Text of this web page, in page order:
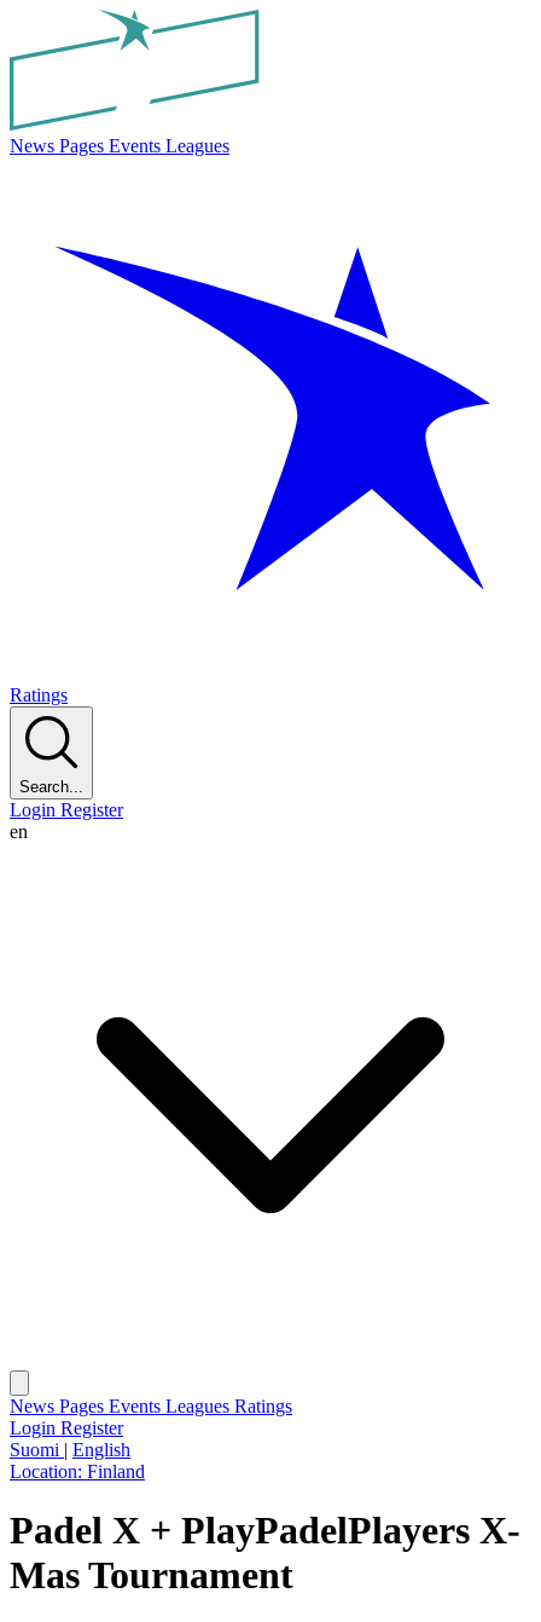
News Pages Events Leagues
Ratings
Search...
Login Register
en
News Pages Events Leagues Ratings
Login Register
Suomi | English
Location: Finland
Padel X + PlayPadelPlayers X-
Mas Tournament